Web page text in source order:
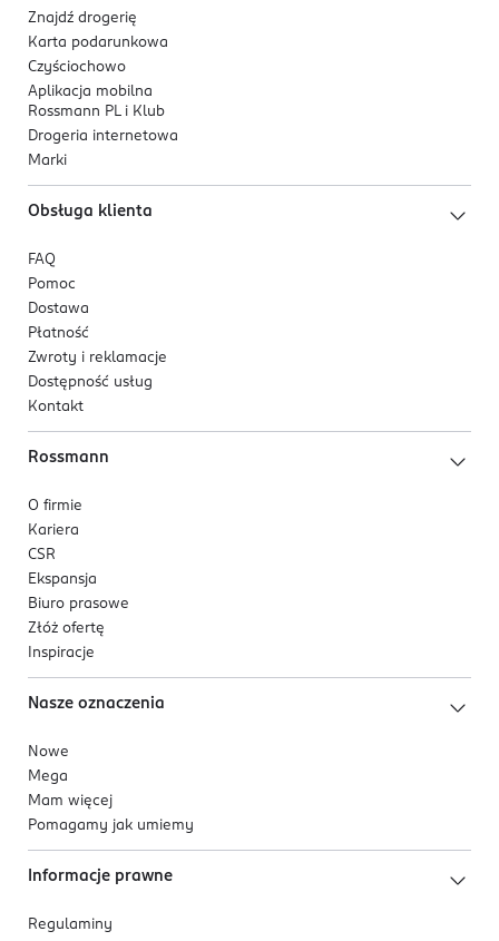
Znajdź drogerię
Karta podarunkowa
Czyściochowo
Aplikacja mobilna
Rossmann PL i Klub
Drogeria internetowa
Marki
Obsługa klienta
FAQ
Pomoc
Dostawa
Płatność
Zwroty i reklamacje
Dostępność usług
Kontakt
Rossmann
O firmie
Kariera
CSR
Ekspansja
Biuro prasowe
Złóż ofertę
Inspiracje
Nasze oznaczenia
Nowe
Mega
Mam więcej
Pomagamy jak umiemy
Informacje prawne
Regulaminy